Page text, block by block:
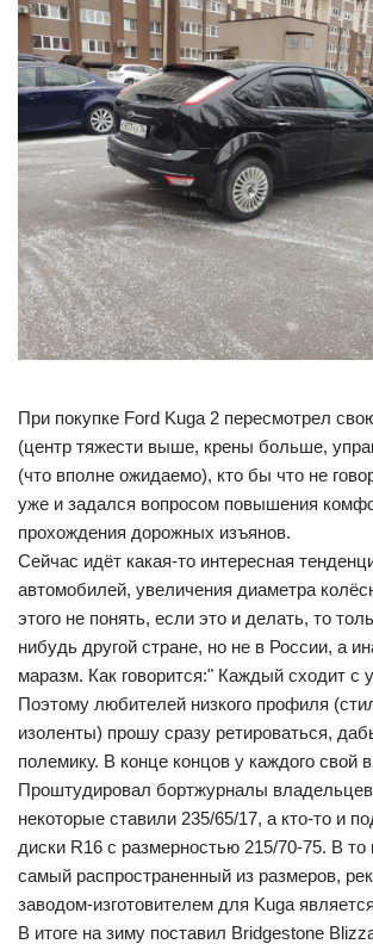
При покупке Ford Kuga 2 пересмотрел
(центр тяжести выше, крены больше,
(что вполне ожидаемо), кто бы что не
уже и задался вопросом повышения
прохождения дорожных изъянов.
Сейчас идёт какая-то интересная
автомобилей, увеличения диаметра
этого не понять, если это и делать, то
нибудь другой стране, но не в России, а
маразм. Как говорится:" Каждый сходит с
Поэтому любителей низкого профиля
изоленты) прошу сразу ретироваться,
полемику. В конце концов у каждого свой
Проштудировал бортжурналы
некоторые ставили 235/65/17, а кто-то и
диски R16 с размерностью 215/70-75. В то
самый распространенный из размеров,
заводом-изготовителем для Kuga
В итоге на зиму поставил Bridgestone